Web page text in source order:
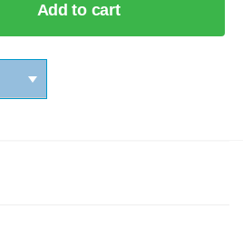
Add to cart